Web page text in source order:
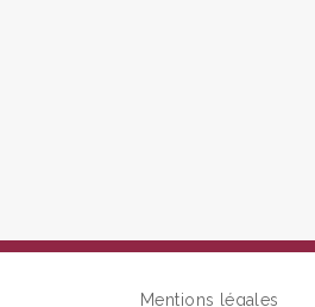
Mentions légales